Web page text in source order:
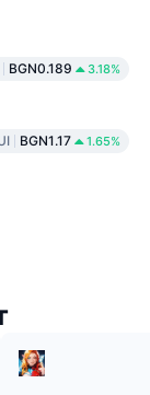
BGN0.189 3.18%
BGN1.17 1.65%